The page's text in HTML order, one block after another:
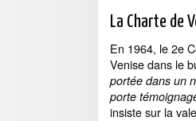
La Charte de
En 1964, le 2e
Venise dans le
portée dans un
porte
insiste sur la